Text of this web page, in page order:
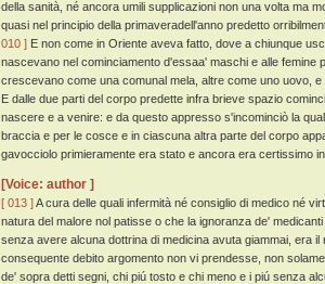
della sanità, né ancora umili supplicazioni non una volta ma
quasi nel principio della primaveradell'anno predetto
010 ] E non come in Oriente aveva fatto, dove a chiunque
nascevano nel cominciamento d'essaa' maschi e alle femine
crescevano come una comunal mela, altre come uno uovo,
E dalle due parti del corpo predette infra brieve spazio
nascere e a venire: e da questo appresso s'incominciò la
braccia e per le cosce e in ciascuna altra parte del corpo
gavocciolo primieramente era stato e ancora era certissimo
[Voice: author ]
[ 013 ]A cura delle quali infermità né consiglio di medico né
natura del malore nol patisse o che la ignoranza de'
senza avere alcuna dottrina di medicina avuta giammai, era
consequente debito argomento non vi prendesse, non
de' sopra detti segni, chi piú tosto e chi meno e i piú senza